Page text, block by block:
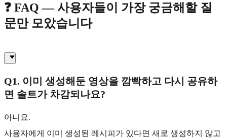
❓ FAQ — 사용자들이 가장 궁금해할 질
문만 모았습니다
Q1. 이미 생성해둔 영상을 깜빡하고 다시 공유하
면 솔트가 차감되나요?
아니요.
사용자에게 이미 생성된 레시피가 있다면 새로 생성하지 않고